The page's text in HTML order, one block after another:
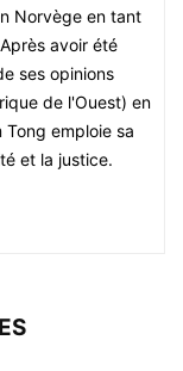
Norvège en tant
avoir été
ses opinions
de l'Ouest) en
Tong emploie sa
et la justice.